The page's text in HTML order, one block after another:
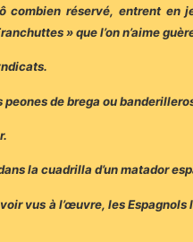
combien réservé, entrent
» que l’on n’aime
de brega ou
la cuadrilla d’un matador
vus à l’œuvre, les